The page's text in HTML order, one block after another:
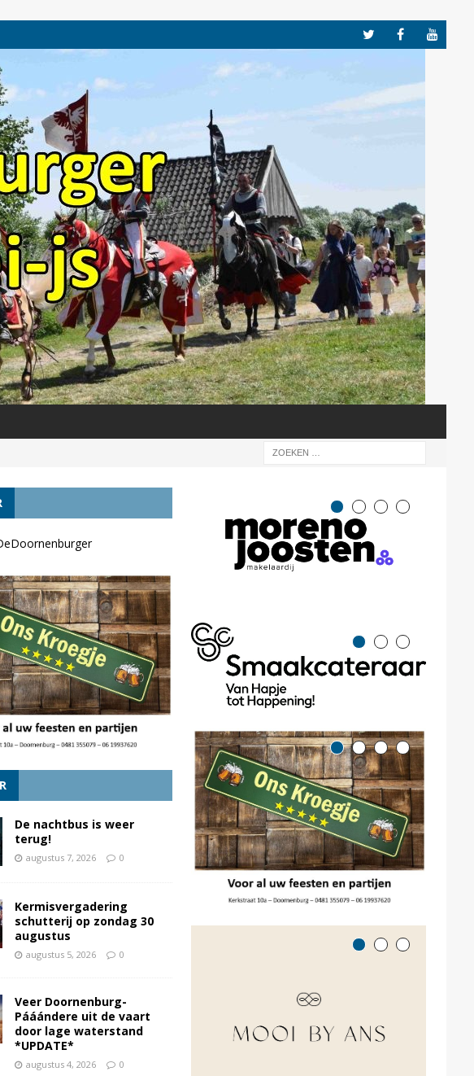
De nachtbus is weer
terug!
augustus 7, 2026 0
Kermisvergadering
schutterij op zondag 30
augustus
augustus 5, 2026 0
Veer Doornenburg-
Pááándere uit de vaart
door lage waterstand
*UPDATE*
augustus 4, 2026 0